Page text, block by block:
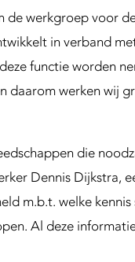
de werkgroep voor
in verband
functie worden
daarom werken wij
die
Dennis Dijkstra,
m.b.t. welke
Al deze